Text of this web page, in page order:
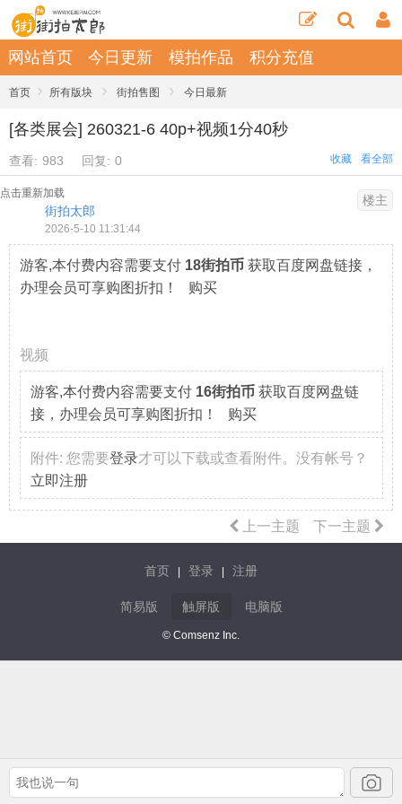
网站首页 今日更新 模拍作品 积分充值
首页 › 所有版块 › 街拍售图 › 今日最新
[各类展会] 260321-6 40p+视频1分40秒
查看: 983 回复: 0 看全部
收藏
点击重新加载
街拍太郎
2026-5-10 11:31:44
楼主
游客,本付费内容需要支付 18街拍币 获取百度网盘链接，
办理会员可享购图折扣！ 购买
视频
游客,本付费内容需要支付 16街拍币 获取百度网盘链
接，办理会员可享购图折扣！ 购买
附件: 您需要登录才可以下载或查看附件。没有帐号？
立即注册
下一主题
上一主题
首页 登录 注册
简易版 触屏版 电脑版
© Comsenz Inc.